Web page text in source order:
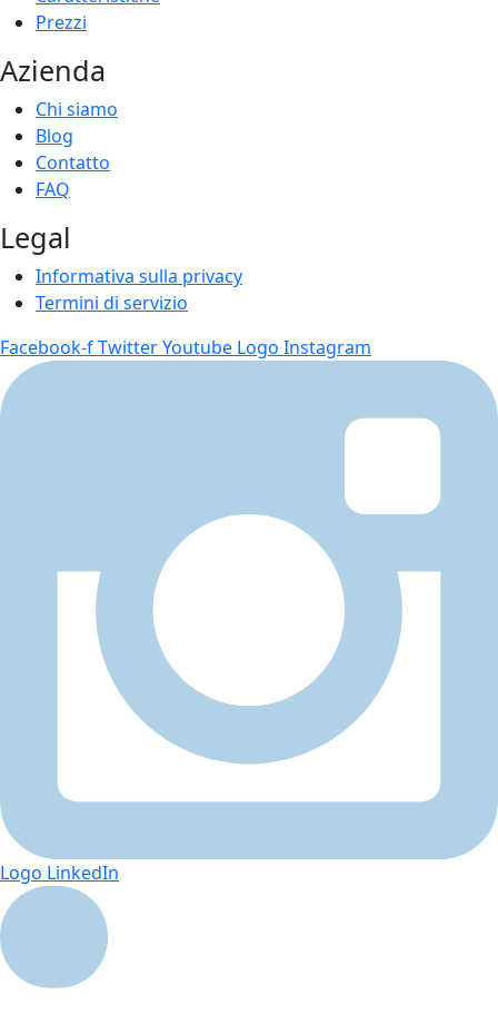
Prezzi
Azienda
Chi siamo
Blog
Contatto
FAQ
Legal
Informativa sulla privacy
Termini di servizio
Facebook-fTwitterYoutube Logo Instagram
Logo LinkedIn